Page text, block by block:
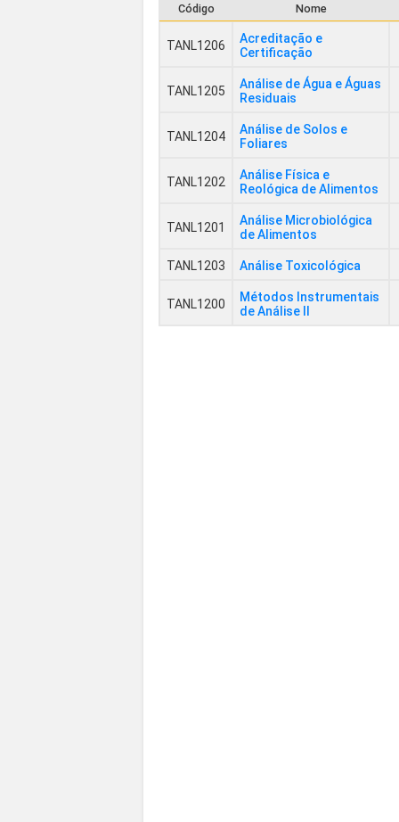
Código
Nome
TANL1206
Acreditação e
Certificação
TANL1205
Análise de Água e Águas
Residuais
TANL1204
Análise de Solos e
Foliares
TANL1202
Análise Física e
Reológica de Alimentos
TANL1201
Análise Microbiológica
de Alimentos
TANL1203 Análise Toxicológica
TANL1200
Métodos Instrumentais
de Análise II